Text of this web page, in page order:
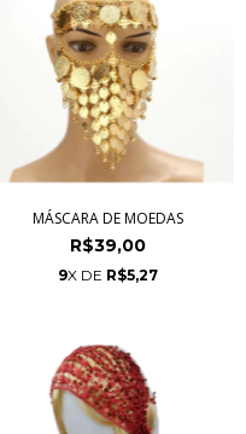
MÁSCARA DE MOEDAS
R$39,00
9X DE R$5,27